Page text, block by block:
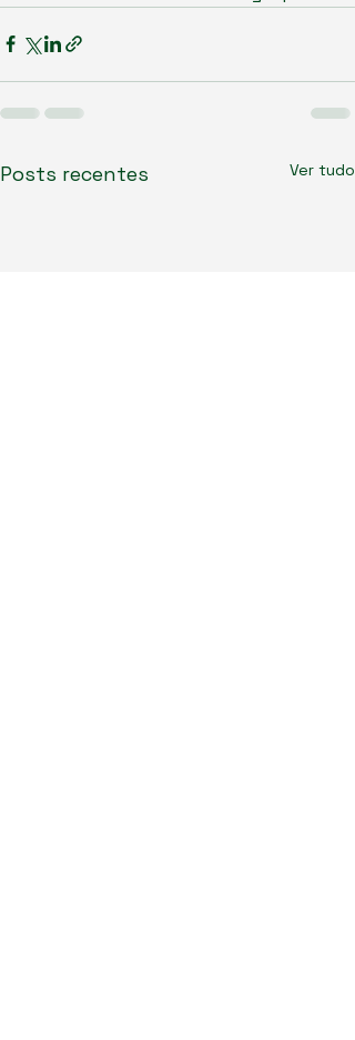
Posts recentes Ver tudo